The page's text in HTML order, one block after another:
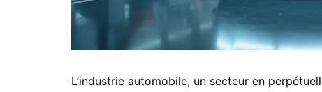
L’industrie automobile, un secteur en